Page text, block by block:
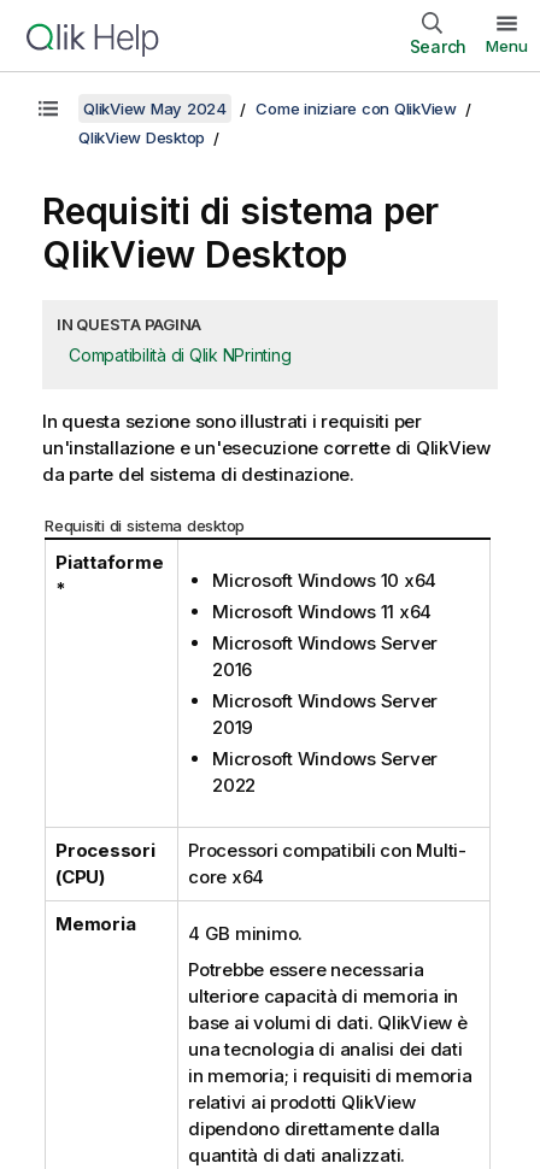
Search Menu
QlikView May 2024
Come iniziare con QlikView
QlikView Desktop
Requisiti di sistema per
QlikView Desktop
IN QUESTA PAGINA
Compatibilità di Qlik NPrinting
In questa sezione sono illustrati i requisiti per
un'installazione e un'esecuzione corrette di QlikView
da parte del sistema di destinazione.
Requisiti di sistema desktop
Piattaforme
*
Microsoft Windows 10 x64
Microsoft Windows 11 x64
Microsoft Windows Server
2016
Microsoft Windows Server
2019
Microsoft Windows Server
2022
Processori
(CPU)
Processori compatibili con Multi-
core x64
Memoria
4 GB minimo.
Potrebbe essere necessaria
ulteriore capacità di memoria in
base ai volumi di dati. QlikView è
una tecnologia di analisi dei dati
in memoria; i requisiti di memoria
relativi ai prodotti QlikView
dipendono direttamente dalla
quantità di dati analizzati.